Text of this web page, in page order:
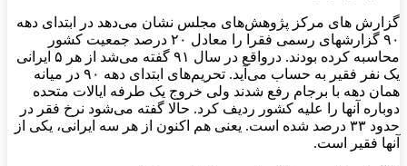
گزارش ‌های مرکز پژوهش‌های مجلس نشان می‌دهد در ابتدای دهه
۹۰ گزارشهای رسمی فقرا را معادل ۲۰ درصد جمعیت کشور
محاسبه کرده بودند. درواقع در سال ۹۱ گفته می‌شد از هر ۵ ایرانی
یک نفر فقیر به حساب می‌آید. تحریم‌های ابتدای دهه ۹۰ در میانه
همان دهه با برجام رفع شدند ولی خروج یک طرفه ایالات متحده
دوباره آنها را علیه کشور ردیف کرد. حالا گفته می‌شود نرخ فقر در
حدود ۳۳ درصد شده است. یعنی هم اکنون از هر سه ایرانی، یکی از
آنها فقیر است.